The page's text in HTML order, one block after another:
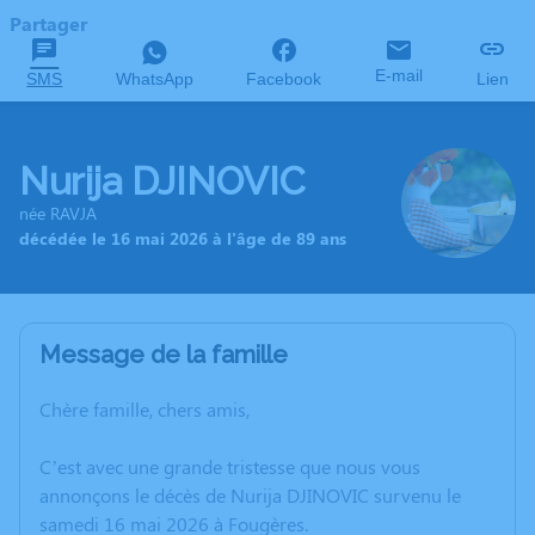
Partager
SMS WhatsApp Facebook E-mail Lien
Nurija DJINOVIC
née RAVJA
décédée le 16 mai 2026 à l'âge de 89 ans
Message de la famille
Chère famille, chers amis,
C’est avec une grande tristesse que nous vous
annonçons le décès de Nurija DJINOVIC survenu le
samedi 16 mai 2026 à Fougères.